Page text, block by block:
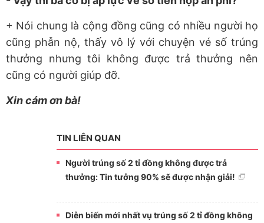
+ Nói chung là cộng đồng cũng có nhiều người họ
cũng phẫn nộ, thấy vô lý với chuyện vé số trúng
thưởng nhưng tôi không được trả thưởng nên
cũng có người giúp đỡ.
Xin cám ơn bà!
TIN LIÊN QUAN
Người trúng số 2 tỉ đồng không được trả
thưởng: Tin tưởng 90% sẽ được nhận giải!
Diễn biến mới nhất vụ trúng số 2 tỉ đồng không